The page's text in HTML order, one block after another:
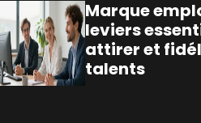
Marque
leviers
attirer et
talents